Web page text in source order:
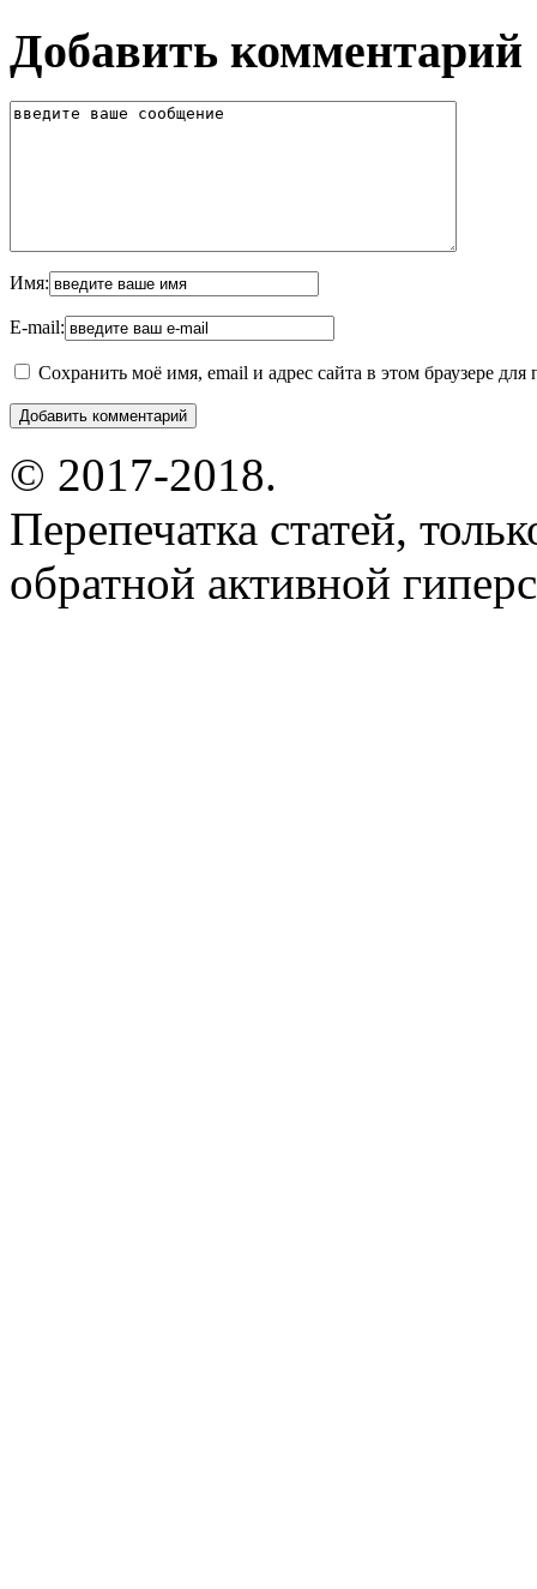
Добавить комментарий
Имя:
E-mail:
Сохранить моё имя, email и адрес сайта в этом браузере
© 2017-2018.
Перепечатка статей,
обратной активной